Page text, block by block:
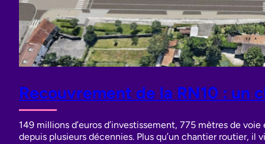
Recouvrement de la RN10 :
149 millions d’euros d’investissement, 775 mètres de
depuis plusieurs décennies. Plus qu’un chantier routier, il